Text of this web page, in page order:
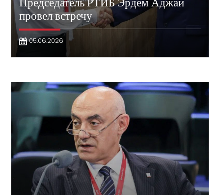
провел встречу
05.06.2026